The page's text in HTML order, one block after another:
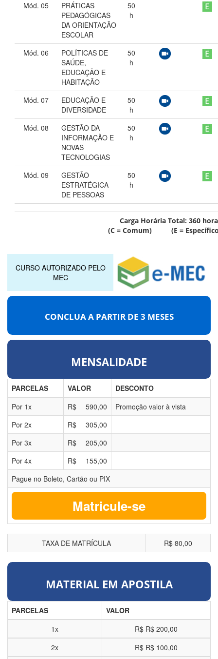
Mód. 05
PRÁTICAS
PEDAGÓGICAS
DA ORIENTAÇÃO
ESCOLAR
50
h
Mód. 06
POLÍTICAS DE
SAÚDE,
EDUCAÇÃO E
HABITAÇÃO
50
h
Mód. 07
EDUCAÇÃO E
DIVERSIDADE
50
h
Mód. 08
GESTÃO DA
INFORMAÇÃO E
NOVAS
TECNOLOGIAS
50
h
Mód. 09
GESTÃO
ESTRATÉGICA
DE PESSOAS
50
h
Carga Horária Total: 360
(C = Comum) (E =
CURSO AUTORIZADO PELO
MEC
CONCLUA A PARTIR DE 3 MESES
MENSALIDADE
PARCELAS VALOR
DESCONTO
Por 1x R$ 590,00
Promoção valor à vista
Por 2x R$
305,00
Por 3x R$
205,00
Por 4x R$
155,00
Pague no Boleto, Cartão ou PIX
Matricule-se
TAXA DE MATRÍCULA R$ 80,00
MATERIAL EM APOSTILA
PARCELAS
VALOR
1x
R$ R$ 200,00
2x
R$ R$ 100,00